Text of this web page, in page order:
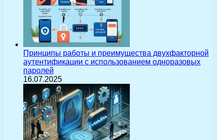
Принципы работы и преимущества двухфакторной
аутентификации с использованием одноразовых
паролей
16.07.2025